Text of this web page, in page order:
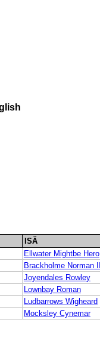
ISÄ
Ellwater Mightbe Hero
Brackholme Norman II
Joyendales Rowley
Lownbay Roman
Ludbarrows Wigheard
Mocksley Cynemar